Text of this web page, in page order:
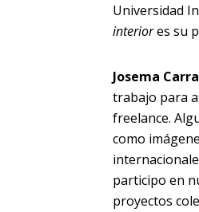
Universidad
interiores su
Josema
trabajo para
freelance.
como
participo en
proyectos